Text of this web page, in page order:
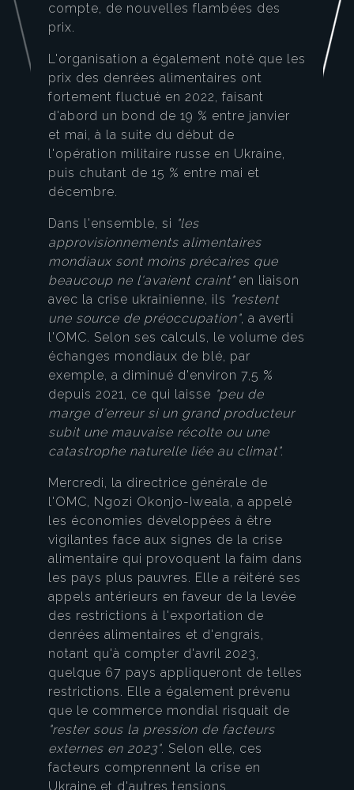
compte, de nouvelles flambées des
prix.
L'organisation a également noté que les
prix des denrées alimentaires ont
fortement fluctué en 2022, faisant
d'abord un bond de 19 % entre janvier
et mai, à la suite du début de
l'opération militaire russe en Ukraine,
puis chutant de 15 % entre mai et
décembre.
Dans l'ensemble, si "les
approvisionnements alimentaires
mondiaux sont moins précaires que
beaucoup ne l'avaient craint" en liaison
avec la crise ukrainienne, ils "restent
une source de préoccupation", a averti
l'OMC. Selon ses calculs, le volume des
échanges mondiaux de blé, par
exemple, a diminué d'environ 7,5 %
depuis 2021, ce qui laisse "peu de
marge d'erreur si un grand producteur
subit une mauvaise récolte ou une
catastrophe naturelle liée au climat".
Mercredi, la directrice générale de
l'OMC, Ngozi Okonjo-Iweala, a appelé
les économies développées à être
vigilantes face aux signes de la crise
alimentaire qui provoquent la faim dans
les pays plus pauvres. Elle a réitéré ses
appels antérieurs en faveur de la levée
des restrictions à l'exportation de
denrées alimentaires et d'engrais,
notant qu'à compter d'avril 2023,
quelque 67 pays appliqueront de telles
restrictions. Elle a également prévenu
que le commerce mondial risquait de
"rester sous la pression de facteurs
externes en 2023". Selon elle, ces
facteurs comprennent la crise en
Ukraine et d'autres tensions